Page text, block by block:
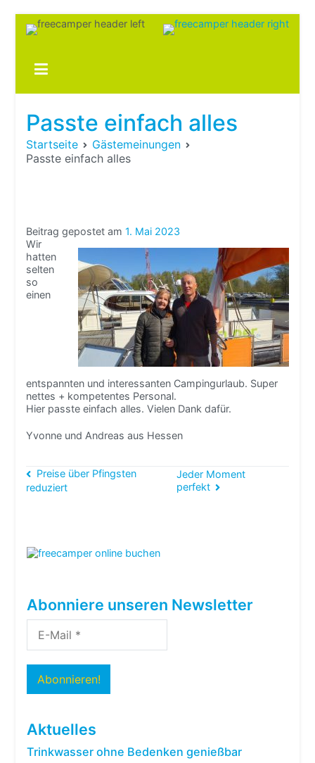
Inhalt
Passte einfach alles
Startseite
Gästemeinungen
Passte einfach alles
Beitrag gepostet am1. Mai 2023
Wir
hatten
selten
so
einen
entspannten und interessanten Campingurlaub. Super
nettes + kompetentes Personal.
Hier passte einfach alles. Vielen Dank dafür.
Yvonne und Andreas aus Hessen
Beitragsnavigation
Preise über Pfingsten
reduziert
Jeder Moment
perfekt
Abonniere unseren Newsletter
Aktuelles
Trinkwasser ohne Bedenken genießbar